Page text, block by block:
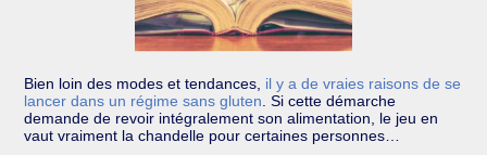
Bien loin des modes et tendances, il y a de vraies raisons de se
lancer dans un régime sans gluten. Si cette démarche
demande de revoir intégralement son alimentation, le jeu en
vaut vraiment la chandelle pour certaines personnes…